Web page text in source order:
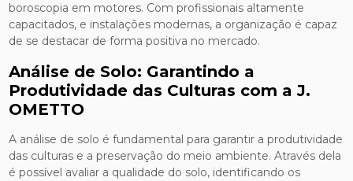
boroscopia em motores. Com profissionais altamente
capacitados, e instalações modernas, a organização é capaz
de se destacar de forma positiva no mercado.
Análise de Solo: Garantindo a
Produtividade das Culturas com a J.
OMETTO
A análise de solo é fundamental para garantir a produtividade
das culturas e a preservação do meio ambiente. Através dela
é possível avaliar a qualidade do solo, identificando os